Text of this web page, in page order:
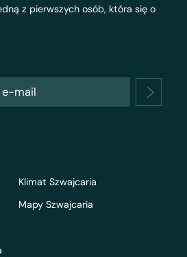
z pierwszych osób, która się o
Klimat Szwajcaria
Mapy Szwajcaria